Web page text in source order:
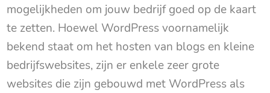
mogelijkheden om jouw bedrijf goed op de kaart
te zetten. Hoewel WordPress voornamelijk
bekend staat om het hosten van blogs en kleine
bedrijfswebsites, zijn er enkele zeer grote
websites die zijn gebouwd met WordPress als